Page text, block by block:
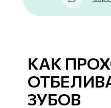
КАК
ЗУБОВ